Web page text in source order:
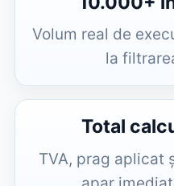
Volum real de
la
Total
TVA, prag aplicat